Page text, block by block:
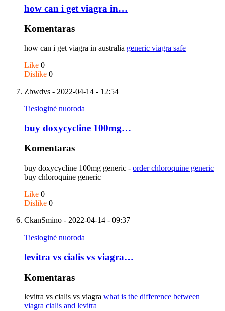
how can i get viagra in…
Komentaras
how can i get viagra in australia generic viagra safe
Like 0
Dislike 0
Zbwdvs - 2022-04-14 - 12:54
Tiesioginė nuoroda
buy doxycycline 100mg…
Komentaras
buy doxycycline 100mg generic - order chloroquine generic
buy chloroquine generic
Like 0
Dislike 0
CkanSmino - 2022-04-14 - 09:37
Tiesioginė nuoroda
levitra vs cialis vs viagra…
Komentaras
levitra vs cialis vs viagra what is the difference between
viagra cialis and levitra